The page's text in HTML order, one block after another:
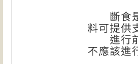
斷食是
料可提供
進行前
不應該進